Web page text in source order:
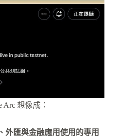
想像成：
外匯與金融應用使用的專用